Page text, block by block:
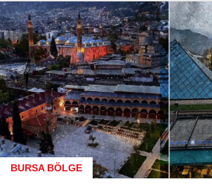
BURSA BÖLGE